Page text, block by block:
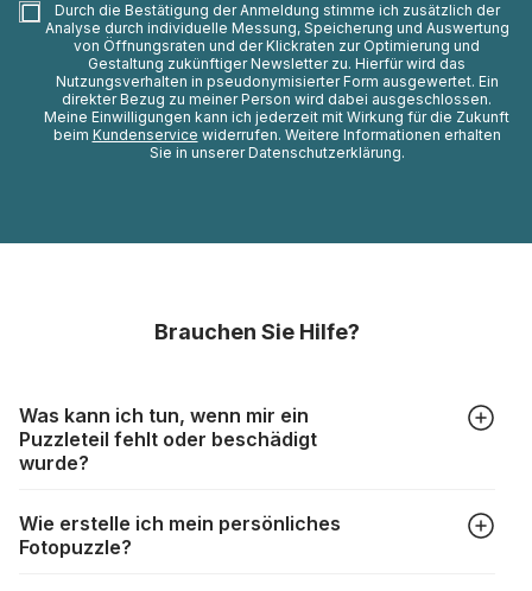
Durch die Bestätigung der Anmeldung stimme ich zusätzlich der
Analyse durch individuelle Messung, Speicherung und Auswertung
von Öffnungsraten und der Klickraten zur Optimierung und
Gestaltung zukünftiger Newsletter zu. Hierfür wird das
Nutzungsverhalten in pseudonymisierter Form ausgewertet. Ein
direkter Bezug zu meiner Person wird dabei ausgeschlossen.
Meine Einwilligungen kann ich jederzeit mit Wirkung für die Zukunft
beim Kundenservice widerrufen. Weitere Informationen erhalten
Sie in unserer Datenschutzerklärung.
Brauchen Sie Hilfe?
Was kann ich tun, wenn mir ein
Puzzleteil fehlt oder beschädigt
wurde?
aber trotzdem kann es vorkommen, dass Teile beschädigt
werden oder verloren gehen. Mit solchen Fällen gehen
Wie erstelle ich mein persönliches
Fotopuzzle?